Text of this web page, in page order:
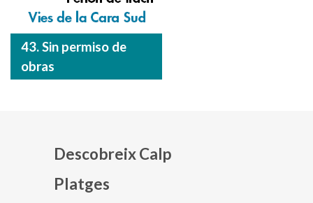
43. Sin permiso de
obras
Descobreix Calp
Platges